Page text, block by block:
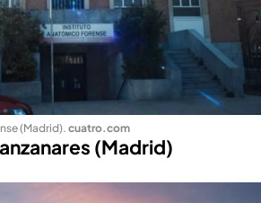
(Madrid). cuatro.com
(Madrid)